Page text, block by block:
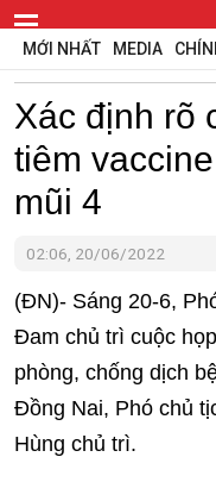
MỚI NHẤT MEDIA
Xác định rõ
tiêm
mũi 4
02:06, 20/06/2022
(ĐN)- Sáng 20-6,
Đam chủ trì cuộc
phòng, chống dịch
Đồng Nai, Phó chủ
Hùng chủ trì.